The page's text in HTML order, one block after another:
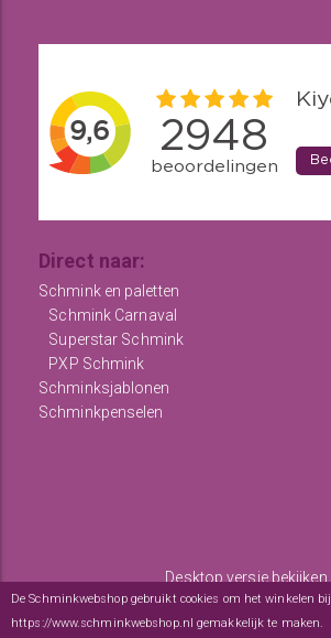
Direct naar:
Schmink en paletten
Schmink Carnaval
Superstar Schmink
PXP Schmink
Schminksjablonen
Schminkpenselen
Desktop versie bekijken
De Schminkwebshop gebruikt cookies om het winkelen bij
https://www.schminkwebshop.nl gemakkelijk te maken.